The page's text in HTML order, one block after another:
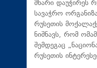
მხარი დაუჭირეს
სავაჭრო
რუსეთის
ნიშნავს, რომ
შემდეგაც
რუსეთის